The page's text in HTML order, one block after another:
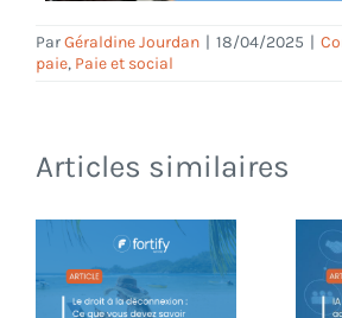
ParGéraldine Jourdan 18/04/2025
paie, Paie et social
Articles similaires